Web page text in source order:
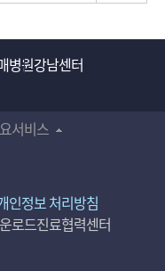
병원강남센터
서비스
인정보 처리방침
로드진료협력센터